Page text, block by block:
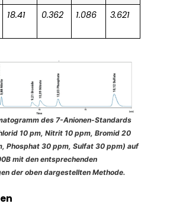
18.41 0.362 1.086 3.621
des 7-Anionen-Standards
10 pm, Nitrit 10 ppm, Bromid 20
Phosphat 30 ppm, Sulfat 30 ppm) auf
mit den entsprechenden
der oben dargestellten Methode.